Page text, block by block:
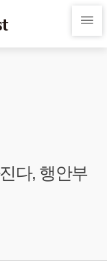
다, 행안부